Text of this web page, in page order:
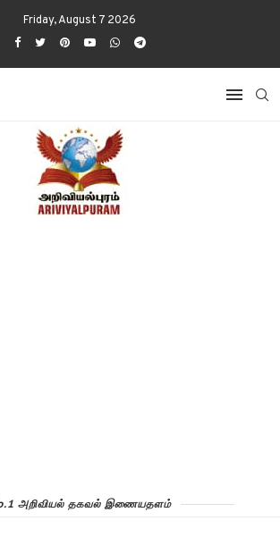
Friday, August 7 2026
அறிவியல் தகவல் இணையதளம்